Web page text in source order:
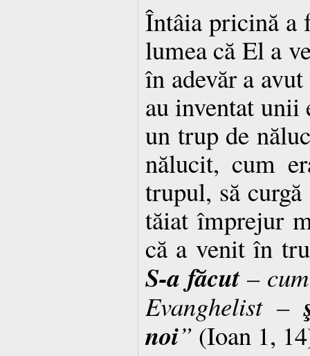
Întâia pricină a
lumea că El a
în adevăr a
au inventat unii
un trup de
nălucit, cum
trupul, să
tăiat împrejur
că a venit în
S-a făcut– cum
Evan­ghelist –
noi” (Ioan 1,